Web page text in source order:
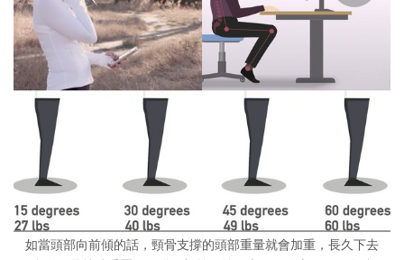
如當頭部向前傾的話，頸骨支撐的頭部重量就會加重，長久下去